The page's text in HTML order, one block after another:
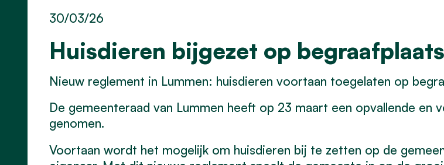
Huisdieren bijgezet op
30/03/26
Nieuw reglement in Lummen: huisdieren voortaan toegelaten op
De gemeenteraad van Lummen heeft op 23 maart een opvallende en
genomen.
Voortaan wordt het mogelijk om huisdieren bij te zetten op de